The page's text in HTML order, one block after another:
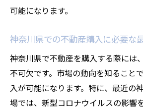
可能になります。
神奈川県での不動産購入に必要な
神奈川県で不動産を購入する際には
不可欠です。市場の動向を知ること
入が可能になります。特に、最近の
場では、新型コロナウイルスの影響